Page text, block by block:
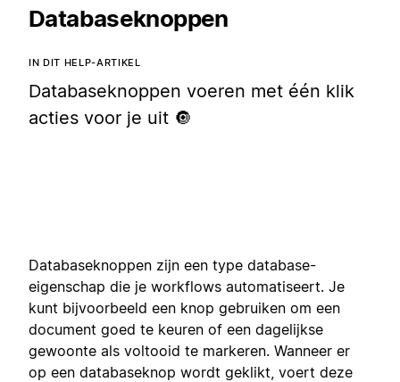
Databaseknoppen
IN DIT HELP-ARTIKEL
Databaseknoppen voeren met één klik
acties voor je uit 🔘
Databaseknoppen zijn een type database-
eigenschap die je workflows automatiseert. Je
kunt bijvoorbeeld een knop gebruiken om een
document goed te keuren of een dagelijkse
gewoonte als voltooid te markeren. Wanneer er
op een databaseknop wordt geklikt, voert deze